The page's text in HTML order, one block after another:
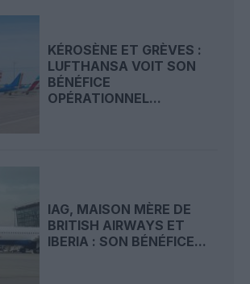
KÉROSÈNE ET GRÈVES :
LUFTHANSA VOIT SON
BÉNÉFICE
OPÉRATIONNEL...
IAG, MAISON MÈRE DE
BRITISH AIRWAYS ET
IBERIA : SON BÉNÉFICE...